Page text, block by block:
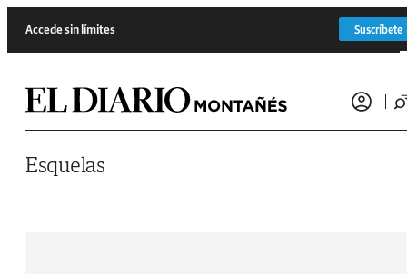
Accede sin límites Suscríbete
Esquelas